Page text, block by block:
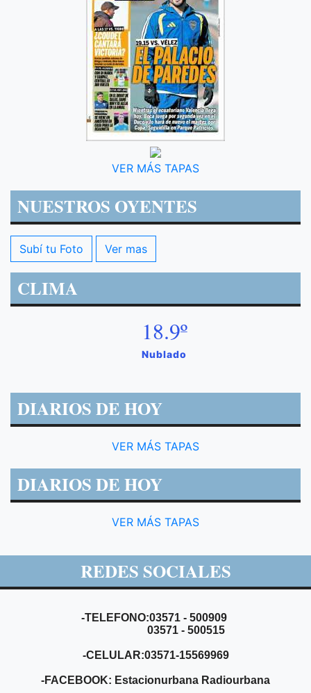
VER MÁS TAPAS
NUESTROS OYENTES
Subí tu Foto Ver mas
CLIMA
18.9º
Nublado
DIARIOS DE HOY
VER MÁS TAPAS
DIARIOS DE HOY
VER MÁS TAPAS
REDES SOCIALES
-TELEFONO:03571 - 500909
03571 - 500515
-CELULAR:03571-15569969
-FACEBOOK: Estacionurbana Radiourbana